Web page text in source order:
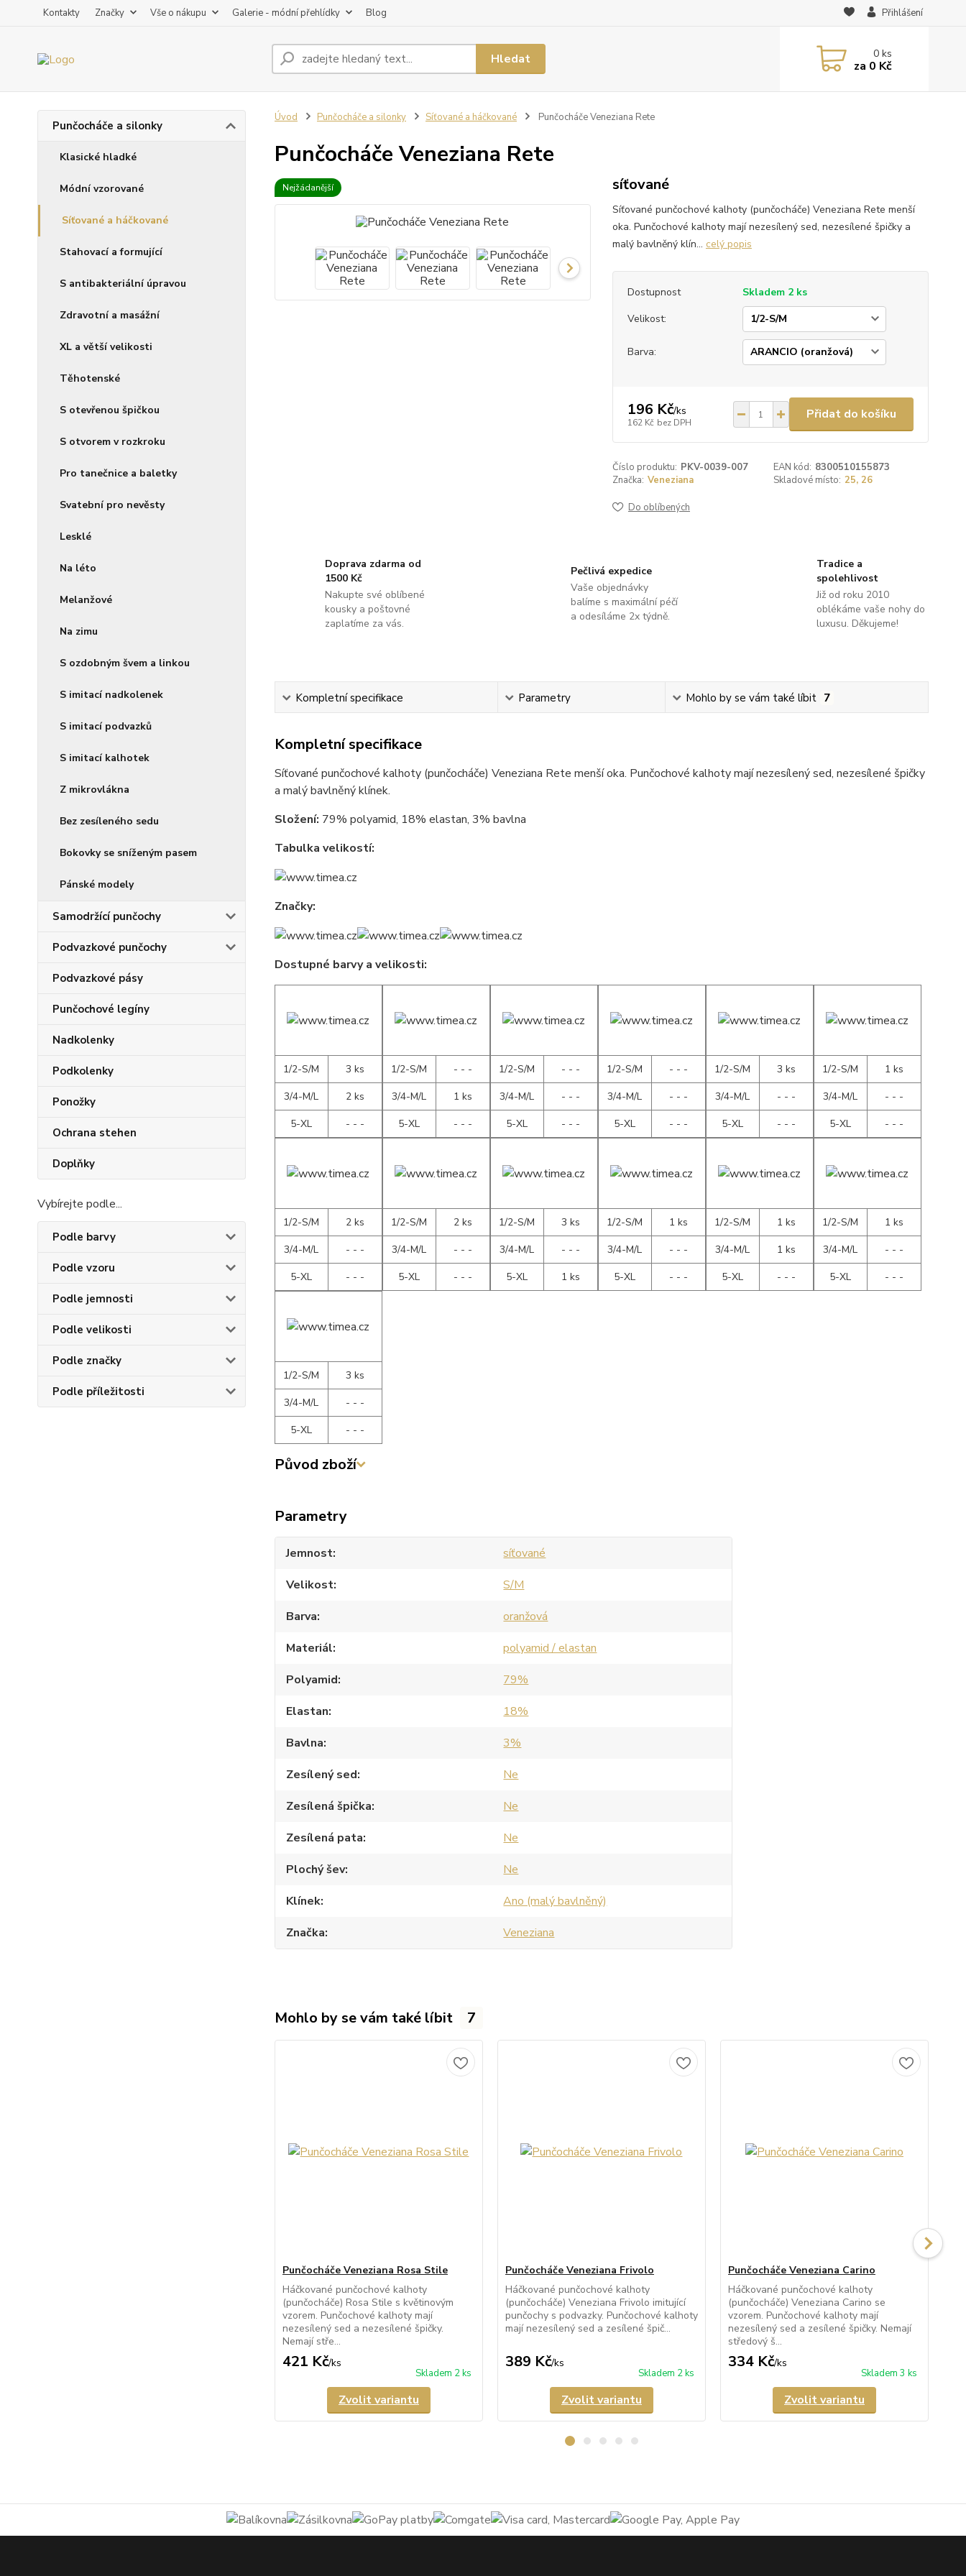
Kontakty Značky Vše o nákupu Galerie - módní přehlídky Blog Přihlášení
Hledat 0ks
za 0 Kč
Punčocháče a silonky
Klasické hladké
Módní vzorované
Síťované a háčkované
Stahovací a formující
S antibakteriální úpravou
Zdravotní a masážní
XL a větší velikosti
Těhotenské
S otevřenou špičkou
S otvorem v rozkroku
Pro tanečnice a baletky
Svatební pro nevěsty
Lesklé
Na léto
Melanžové
Na zimu
S ozdobným švem a linkou
S imitací nadkolenek
S imitací podvazků
S imitací kalhotek
Z mikrovlákna
Bez zesíleného sedu
Bokovky se sníženým pasem
Pánské modely
Samodržící punčochy
Podvazkové punčochy
Podvazkové pásy
Punčochové legíny
Nadkolenky
Podkolenky
Ponožky
Ochrana stehen
Doplňky
Vybírejte podle...
Podle barvy
Podle vzoru
Podle jemnosti
Podle velikosti
Podle značky
Podle příležitosti
Úvod Punčocháče a silonky Síťované a háčkované Punčocháče Veneziana Rete
Punčocháče Veneziana Rete
Nejžádanější síťované
Síťované punčochové kalhoty (punčocháče) Veneziana Rete menší
oka. Punčochové kalhoty mají nezesílený sed, nezesílené špičky a
malý bavlněný klín... celý popis
Dostupnost
Skladem 2 ks
Velikost:
Barva:
196 Kč/ks
162 Kč bez DPH
Přidat do košíku
Číslo produktu: PKV-0039-007 EAN kód: 8300510155873
Značka: Veneziana Skladové místo: 25, 26
Do oblíbených
Doprava zdarma od
1500 Kč
Nakupte své oblíbené
kousky a poštovné
zaplatíme za vás.
Pečlivá expedice
Vaše objednávky
balíme s maximální péčí
a odesíláme 2x týdně.
Tradice a
spolehlivost
Již od roku 2010
oblékáme vaše nohy do
luxusu. Děkujeme!
Kompletní specifikace Parametry Mohlo by se vám také líbit 7
Kompletní specifikace
Síťované punčochové kalhoty (punčocháče) Veneziana Rete menší oka. Punčochové kalhoty mají nezesílený sed, nezesílené špičky
a malý bavlněný klínek.
Složení: 79% polyamid, 18% elastan, 3% bavlna
Tabulka velikostí:
Značky:
Dostupné barvy a velikosti:
1/2-S/M
3 ks
3/4-M/L
2 ks
5-XL
- - -
1/2-S/M
- - -
3/4-M/L
1 ks
5-XL
- - -
1/2-S/M
- - -
3/4-M/L
- - -
5-XL
- - -
1/2-S/M
- - -
3/4-M/L
- - -
5-XL
- - -
1/2-S/M
3 ks
3/4-M/L
- - -
5-XL
- - -
1/2-S/M
1 ks
3/4-M/L
- - -
5-XL
- - -
1/2-S/M
2 ks
3/4-M/L
- - -
5-XL
- - -
1/2-S/M
2 ks
3/4-M/L
- - -
5-XL
- - -
1/2-S/M
3 ks
3/4-M/L
- - -
5-XL
1 ks
1/2-S/M
1 ks
3/4-M/L
- - -
5-XL
- - -
1/2-S/M
1 ks
3/4-M/L
1 ks
5-XL
- - -
1/2-S/M
1 ks
3/4-M/L
- - -
5-XL
- - -
1/2-S/M
3 ks
3/4-M/L
- - -
5-XL
- - -
Původ zboží
Parametry
Jemnost
síťované
Velikost
S/M
Barva
oranžová
Materiál
polyamid / elastan
Polyamid
79%
Elastan
18%
Bavlna
3%
Zesílený sed
Ne
Zesílená špička
Ne
Zesílená pata
Ne
Plochý šev
Ne
Klínek
Ano (malý bavlněný)
Značka
Veneziana
Mohlo by se vám také líbit 7
Punčocháče Veneziana Rosa Stile
Háčkované punčochové kalhoty
(punčocháče) Rosa Stile s květinovým
vzorem. Punčochové kalhoty mají
nezesílený sed a nezesílené špičky.
Nemají stře...
421 Kč/ks
Skladem 2 ks
Zvolit variantu
Punčocháče Veneziana Frivolo
Háčkované punčochové kalhoty
(punčocháče) Veneziana Frivolo imitující
punčochy s podvazky. Punčochové kalhoty
mají nezesílený sed a zesílené špič...
389 Kč/ks
Skladem 2 ks
Zvolit variantu
Punčocháče Veneziana Carino
Háčkované punčochové kalhoty
(punčocháče) Veneziana Carino se
vzorem. Punčochové kalhoty mají
nezesílený sed a zesílené špičky. Nemají
středový š...
334 Kč/ks
Skladem 3 ks
Zvolit variantu